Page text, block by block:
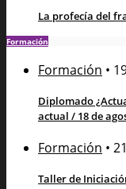
La profecía del
Formación
Formación •
Diplomado
actual / 18 de
Formación • 21
Taller de